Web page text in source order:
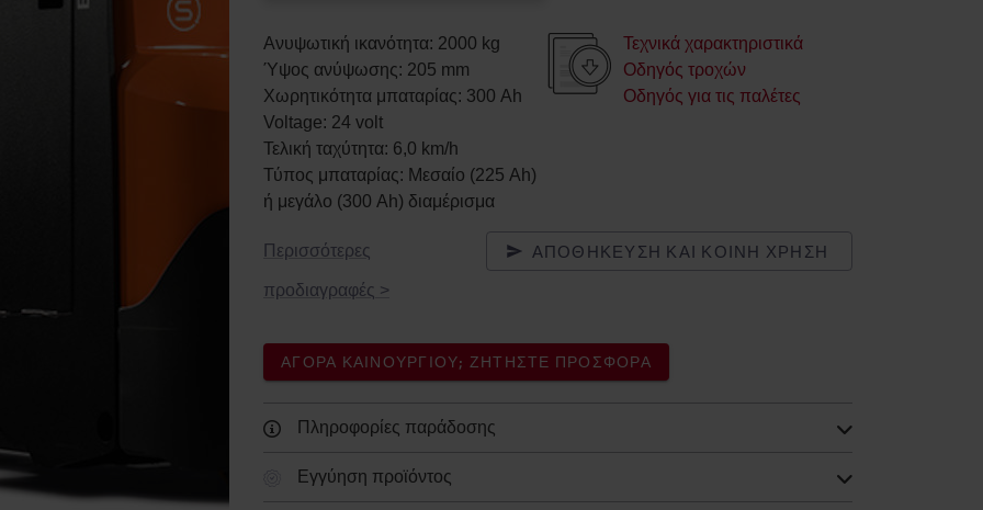
Ανυψωτική ικανότητα: 2000 kg
Ύψος ανύψωσης: 205 mm
Χωρητικότητα μπαταρίας: 300 Ah
Voltage: 24 volt
Τελική ταχύτητα: 6,0 km/h
Τύπος μπαταρίας: Μεσαίο (225 Ah)
ή μεγάλο (300 Ah) διαμέρισμα
Τεχνικά χαρακτηριστικά
Οδηγός τροχών
Οδηγός για τις παλέτες
Περισσότερες
προδιαγραφές >
ΑΠΟΘΉΚΕΥΣΗ ΚΑΙ ΚΟΙΝΉ ΧΡΉΣΗ
ΑΓΟΡΆ ΚΑΙΝΟΎΡΓΙΟΥ; ΖΗΤΉΣΤΕ ΠΡΟΣΦΟΡΆ
Πληροφορίες παράδοσης
Εγγύηση προϊόντος